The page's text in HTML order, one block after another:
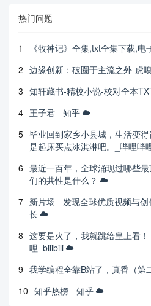
热门问题
1
《牧神记》全集,txt全集下载,电
2 边缘创新：破圈于主流之外-虎
3 知轩藏书-精校小说-校对全本
4 王子君 - 知乎
5 毕业回到家乡小县城，生活变
是起床买点冰淇淋吧。_哔哩哔
6 最近一百年，全球涌现过哪些
们的共性是什么？
7 新片场 - 发现全球优质视频与
长
8 这要是火了，我就跳给皇上看
哩_bilibili
9 我学编程全靠B站了，真香（第
10 知乎热榜 - 知乎